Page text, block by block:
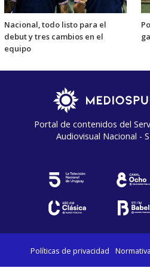
Nacional, todo listo para el
debut y tres cambios en el
equipo
Portal de contenidos del
Audiovisual Nacional -
Políticas de privacidad Normativa